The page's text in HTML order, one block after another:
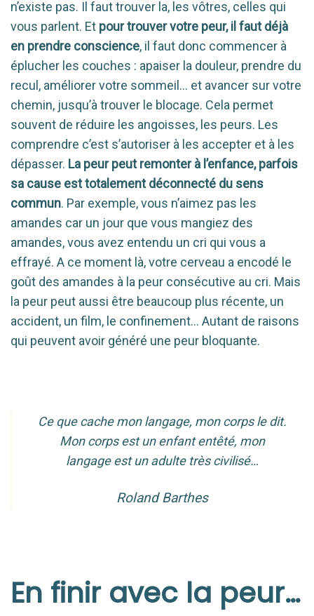
n’existe pas. Il faut trouver la, les vôtres, celles qui
vous parlent. Et pour trouver votre peur, il faut déjà
en prendre conscience, il faut donc commencer à
éplucher les couches : apaiser la douleur, prendre du
recul, améliorer votre sommeil… et avancer sur votre
chemin, jusqu’à trouver le blocage. Cela permet
souvent de réduire les angoisses, les peurs. Les
comprendre c’est s’autoriser à les accepter et à les
dépasser. La peur peut remonter à l’enfance, parfois
sa cause est totalement déconnecté du sens
commun. Par exemple, vous n’aimez pas les
amandes car un jour que vous mangiez des
amandes, vous avez entendu un cri qui vous a
effrayé. A ce moment là, votre cerveau a encodé le
goût des amandes à la peur consécutive au cri. Mais
la peur peut aussi être beaucoup plus récente, un
accident, un film, le confinement… Autant de raisons
qui peuvent avoir généré une peur bloquante.
Ce que cache mon langage, mon corps le dit.
Mon corps est un enfant entêté, mon
langage est un adulte très civilisé…
Roland Barthes
En finir avec la peur…